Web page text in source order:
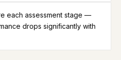
each assessment stage —
drops significantly with